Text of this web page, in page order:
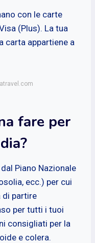
con le carte
(Plus). La tua
carta appartiene a
fare per
Piano Nazionale
ecc.) per cui
di partire
per tutti i tuoi
consigliati per la
e colera.